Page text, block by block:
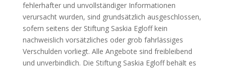
fehlerhafter und unvollständiger Informationen
verursacht wurden, sind grundsätzlich ausgeschlossen,
sofern seitens der Stiftung Saskia Egloff kein
nachweislich vorsätzliches oder grob fahrlässiges
Verschulden vorliegt. Alle Angebote sind freibleibend
und unverbindlich. Die Stiftung Saskia Egloff behält es